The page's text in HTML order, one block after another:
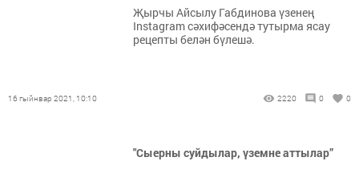
Җырчы Айсылу Габдинова үзенең
Instagram сәхифәсендә тутырма ясау
рецепты белән бүлешә.
16 гыйнвар 2021, 10:10 2220 0 0
"Сыерны суйдылар, үземне аттылар”